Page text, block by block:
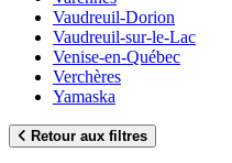
Vaudreuil-Dorion
Vaudreuil-sur-le-Lac
Venise-en-Québec
Verchères
Yamaska
Retour aux filtres